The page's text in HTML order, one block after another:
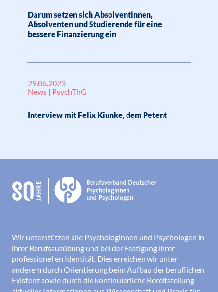
Darum setzen sich Absolventinnen,
Absolventen und Studierende für eine
bessere Finanzierung ein
29.06.2023
News | PsychThG
Interview mit Felix Kiunke, dem Petent
Wir unterstützen alle Psychologinnen und Psychologen in
ihrer Berufsausübung und bei der Festigung ihrer
professionellen Identität. Dies erreichen wir unter
anderem durch Orientierung beim Aufbau der beruflichen
Existenz sowie durch die kontinuierliche Bereitstellung